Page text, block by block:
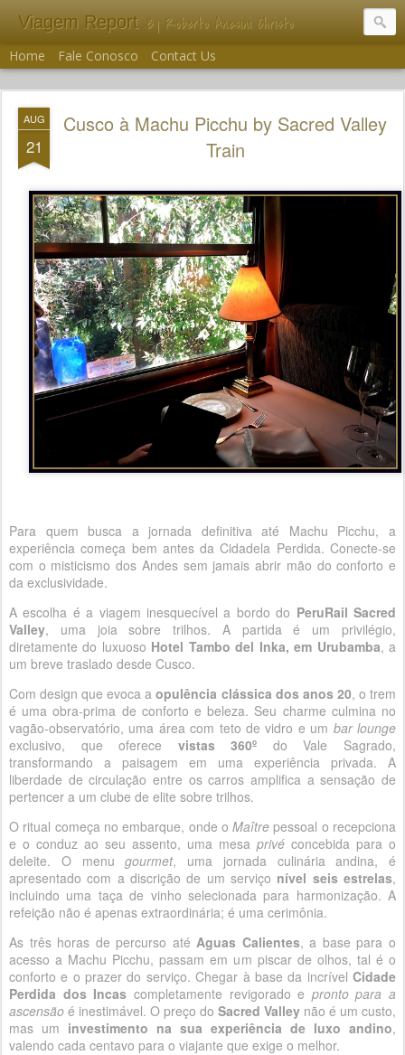
Viagem Report By Roberto Anesini Christo
Home Fale Conosco Contact Us
AUG
21
Cusco à Machu Picchu by Sacred Valley
Train
Para quem busca a jornada definitiva até Machu Picchu, a
experiência começa bem antes da Cidadela Perdida. Conecte-se
com o misticismo dos Andes sem jamais abrir mão do conforto e
da exclusividade.
A escolha é a viagem inesquecível a bordo do PeruRail Sacred
Valley, uma joia sobre trilhos. A partida é um privilégio,
diretamente do luxuoso Hotel Tambo del Inka, em Urubamba, a
um breve traslado desde Cusco.
Com design que evoca aopulência clássica dos anos 20, o trem
é uma obra-prima de conforto e beleza. Seu charme culmina no
vagão-observatório, uma área com teto de vidro e um bar lounge
exclusivo, que oferece vistas 360º do Vale Sagrado,
transformando a paisagem em uma experiência privada. A
liberdade de circulação entre os carros amplifica a sensação de
pertencer a um clube de elite sobre trilhos.
O ritual começa no embarque, onde oMaître pessoal o recepciona
e o conduz ao seu assento, uma mesa privé concebida para o
deleite. O menugourmet, uma jornada culinária andina, é
apresentado com a discrição de um serviço nível seis estrelas,
incluindo uma taça de vinho selecionada para harmonização. A
refeição não é apenas extraordinária; é uma cerimônia.
As três horas de percurso até Aguas Calientes, a base para o
acesso a Machu Picchu, passam em um piscar de olhos, tal é o
conforto e o prazer do serviço. Chegar à base da incrível Cidade
Perdida dos Incas completamente revigorado e pronto para a
ascensão é inestimável. O preço do Sacred Valley não é um custo,
mas um investimento na sua experiência de luxo andino,
valendo cada centavo para o viajante que exige o melhor.